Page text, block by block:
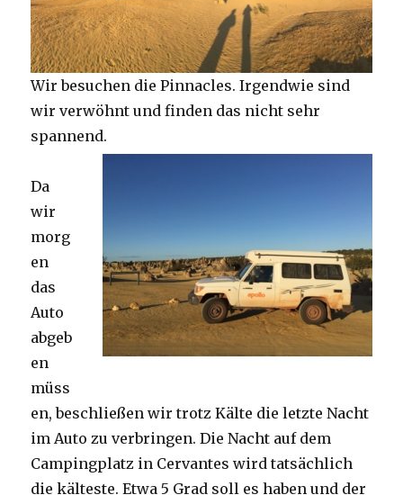
Wir besuchen die Pinnacles. Irgendwie sind
wir verwöhnt und finden das nicht sehr
spannend.
Da
wir
morg
en
das
Auto
abgeb
en
müss
en, beschließen wir trotz Kälte die letzte Nacht
im Auto zu verbringen. Die Nacht auf dem
Campingplatz in Cervantes wird tatsächlich
die kälteste. Etwa 5 Grad soll es haben und der